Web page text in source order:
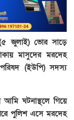
(৫ জুলাই) ভোর সাড়ে
মাসুদের মরদেহ
(ইউপি) সদস্য
ঘটনাস্থলে গিয়ে
পুলিশ এসে মরদেহ